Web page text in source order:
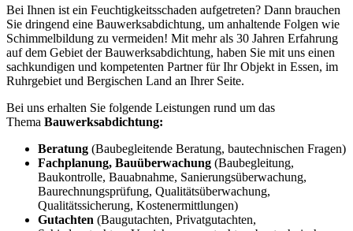
Bei Ihnen ist ein Feuchtigkeitsschaden aufgetreten? Dann brauchen
Sie dringend eine Bauwerksabdichtung, um anhaltende Folgen wie
Schimmelbildung zu vermeiden! Mit mehr als 30 Jahren Erfahrung
auf dem Gebiet der Bauwerksabdichtung, haben Sie mit uns einen
sachkundigen und kompetenten Partner für Ihr Objekt in Essen, im
Ruhrgebiet und Bergischen Land an Ihrer Seite.
Bei uns erhalten Sie folgende Leistungen rund um das
Thema Bauwerksabdichtung:
Beratung (Baubegleitende Beratung, bautechnischen Fragen)
Fachplanung, Bauüberwachung (Baubegleitung,
Baukontrolle, Bauabnahme, Sanierungsüberwachung,
Baurechnungsprüfung, Qualitätsüberwachung,
Qualitätssicherung, Kostenermittlungen)
Gutachten (Baugutachten, Privatgutachten,